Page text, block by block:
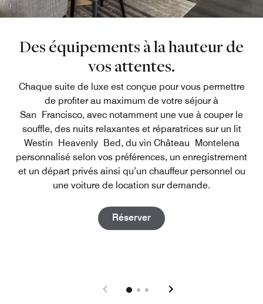
Des équipements à la hauteur de
vos attentes.
Chaque suite de luxe est conçue pour vous permettre
de profiter au maximum de votre séjour à
San Francisco, avec notamment une vue à couper le
souffle, des nuits relaxantes et réparatrices sur un lit
Westin Heavenly Bed, du vin Château Montelena
personnalisé selon vos préférences, un enregistrement
et un départ privés ainsi qu’un chauffeur personnel ou
une voiture de location sur demande.
RéserverOpen in New Tab